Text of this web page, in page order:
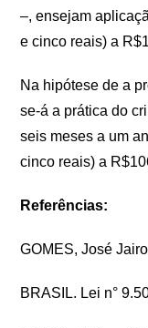
–, ensejam
e cinco reais) a
Na hipótese de a
se-á a prática do
seis meses a um
cinco reais) a
Referências:
GOMES, José
BRASIL. Lei n°